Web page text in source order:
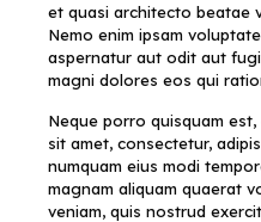
et quasi architecto beatae
Nemo enim ipsam
aspernatur aut odit aut
magni dolores eos qui
Neque porro quisquam
sit amet, consectetur,
numquam eius modi
magnam aliquam quaerat
veniam, quis nostrud